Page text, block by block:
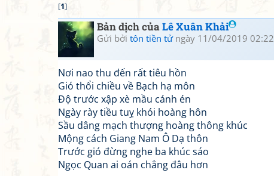
[1]
Bản dịch củaLê Xuân Khải
Gửi bởi tôn tiền tửngày 11/04/2019 02:22
Nơi nao thu đến rất tiêu hồn
Gió thổi chiều về Bạch hạ môn
Độ trước xập xè mầu cánh én
Ngày rày tiều tuỵ khói hoàng hôn
Sầu dâng mạch thượng hoàng thông khúc
Mộng cách Giang Nam Ô Dạ thôn
Trước gió đừng nghe ba khúc sáo
Ngọc Quan ai oán chẳng đâu hơn